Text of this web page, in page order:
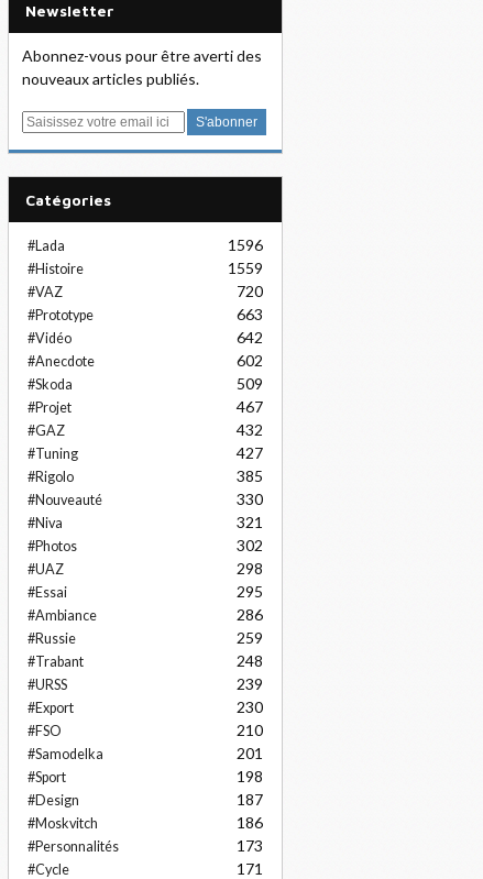
Newsletter
Abonnez-vous pour être averti des
nouveaux articles publiés.
E
Catégories
#Lada 1596
#Histoire 1559
#VAZ 720
#Prototype 663
#Vidéo 642
#Anecdote 602
#Skoda 509
#Projet 467
#GAZ 432
#Tuning 427
#Rigolo 385
#Nouveauté 330
#Niva 321
#Photos 302
#UAZ 298
#Essai 295
#Ambiance 286
#Russie 259
#Trabant 248
#URSS 239
#Export 230
#FSO 210
#Samodelka 201
#Sport 198
#Design 187
#Moskvitch 186
#Personnalités 173
#Cycle 171